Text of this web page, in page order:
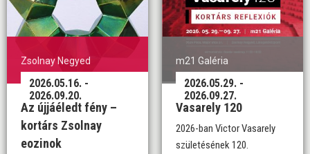
Zsolnay Negyed
2026.05.16. -
2026.09.20.
Az újjáéledt fény –
kortárs Zsolnay
eozinok
m21 Galéria
2026.05.29. -
2026.09.27.
Vasarely 120
2026-ban Victor Vasarely
születésének 120.